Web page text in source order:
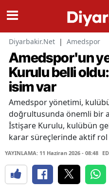
Diyarbakir.Net | Amedspor
Amedspor'un
Kurulu belli
isim var
Amedspor yönetimi,
doğrultusunda önemli bir
İstişare Kurulu, kulübün
karar süreçlerinde aktif rol
YAYINLAMA: 11 Haziran 2026 - 08:48